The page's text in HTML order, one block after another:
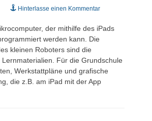
Hinterlasse einen Kommentar
der mithilfe des iPads
werden kann. Die
kleinen Roboters sind die
Für die Grundschule
Werkstattpläne und grafische
die z.B. am iPad mit der App